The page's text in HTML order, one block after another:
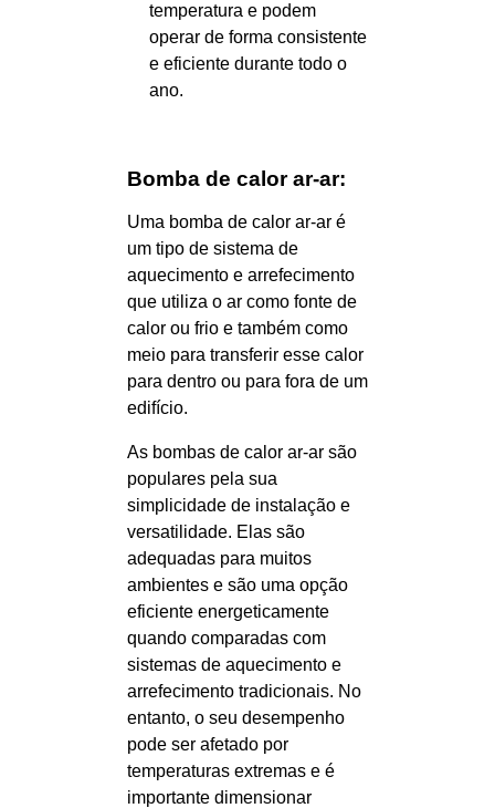
temperatura e podem
operar de forma consistente
e eficiente durante todo o
ano.
Bomba de calor ar-ar:
Uma bomba de calor ar-ar é
um tipo de sistema de
aquecimento e arrefecimento
que utiliza o ar como fonte de
calor ou frio e também como
meio para transferir esse calor
para dentro ou para fora de um
edifício.
As bombas de calor ar-ar são
populares pela sua
simplicidade de instalação e
versatilidade. Elas são
adequadas para muitos
ambientes e são uma opção
eficiente energeticamente
quando comparadas com
sistemas de aquecimento e
arrefecimento tradicionais. No
entanto, o seu desempenho
pode ser afetado por
temperaturas extremas e é
importante dimensionar